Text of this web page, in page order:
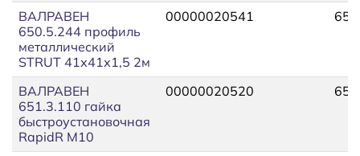
ВАЛРАВЕН
650.5.244 профиль
металлический
STRUT 41х41х1,5 2м
00000020541
ВАЛРАВЕН
651.3.110 гайка
быстроустановочная
RapidR М10
00000020520